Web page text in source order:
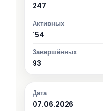
247
154
93
07.06.2026